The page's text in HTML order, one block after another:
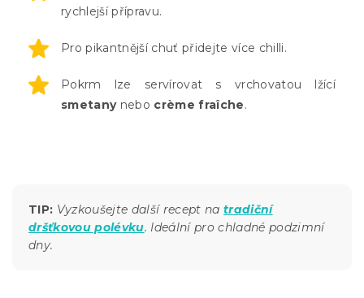
rychlejší přípravu.
Pro pikantnější chuť přidejte více chilli.
Pokrm lze servírovat s vrchovatou lžící
smetanynebo crème fraîche.
TIP: Vyzkoušejte další recept natradiční
dršťkovou polévku. Ideální pro chladné podzimní
dny.